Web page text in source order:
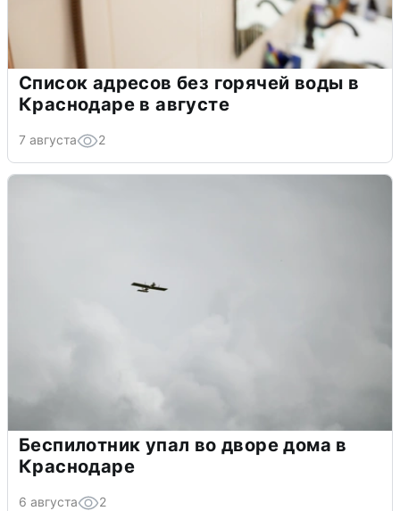
Список адресов без горячей воды в
Краснодаре в августе
7 августа 2
Беспилотник упал во дворе дома в
Краснодаре
6 августа 2